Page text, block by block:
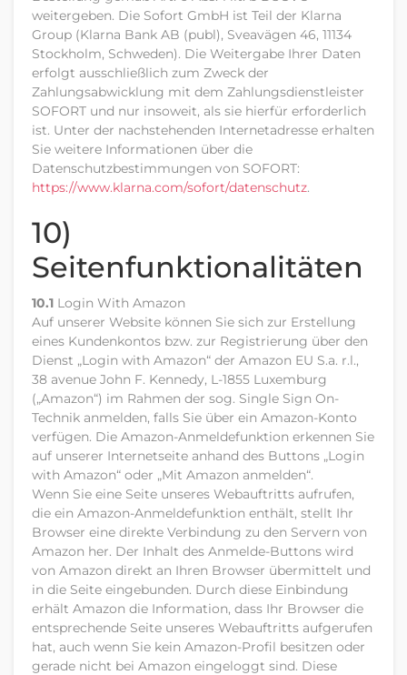
weitergeben. Die Sofort GmbH ist Teil der Klarna
Group (Klarna Bank AB (publ), Sveavägen 46, 11134
Stockholm, Schweden). Die Weitergabe Ihrer Daten
erfolgt ausschließlich zum Zweck der
Zahlungsabwicklung mit dem Zahlungsdienstleister
SOFORT und nur insoweit, als sie hierfür erforderlich
ist. Unter der nachstehenden Internetadresse erhalten
Sie weitere Informationen über die
Datenschutzbestimmungen von SOFORT:
https://www.klarna.com/sofort/datenschutz.
10)
Seitenfunktionalitäten
10.1 Login With Amazon
Auf unserer Website können Sie sich zur Erstellung
eines Kundenkontos bzw. zur Registrierung über den
Dienst „Login with Amazon“ der Amazon EU S.a. r.l.,
38 avenue John F. Kennedy, L-1855 Luxemburg
(„Amazon“) im Rahmen der sog. Single Sign On-
Technik anmelden, falls Sie über ein Amazon-Konto
verfügen. Die Amazon-Anmeldefunktion erkennen Sie
auf unserer Internetseite anhand des Buttons „Login
with Amazon“ oder „Mit Amazon anmelden“.
Wenn Sie eine Seite unseres Webauftritts aufrufen,
die ein Amazon-Anmeldefunktion enthält, stellt Ihr
Browser eine direkte Verbindung zu den Servern von
Amazon her. Der Inhalt des Anmelde-Buttons wird
von Amazon direkt an Ihren Browser übermittelt und
in die Seite eingebunden. Durch diese Einbindung
erhält Amazon die Information, dass Ihr Browser die
entsprechende Seite unseres Webauftritts aufgerufen
hat, auch wenn Sie kein Amazon-Profil besitzen oder
gerade nicht bei Amazon eingeloggt sind. Diese